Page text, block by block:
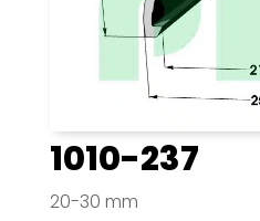
1010-237
20-30 mm